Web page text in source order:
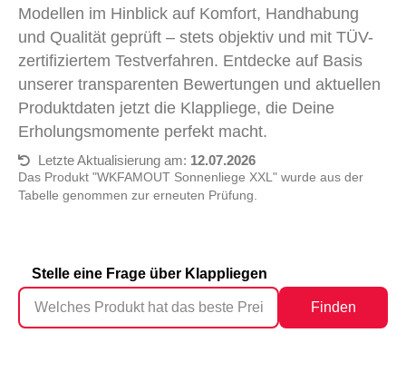
Modellen im Hinblick auf Komfort, Handhabung
und Qualität geprüft – stets objektiv und mit TÜV-
zertifiziertem Testverfahren. Entdecke auf Basis
unserer transparenten Bewertungen und aktuellen
Produktdaten jetzt die Klappliege, die Deine
Erholungsmomente perfekt macht.
Letzte Aktualisierung am: 12.07.2026
Das Produkt "WKFAMOUT Sonnenliege XXL" wurde aus der
Tabelle genommen zur erneuten Prüfung.
Stelle eine Frage über Klappliegen
Finden